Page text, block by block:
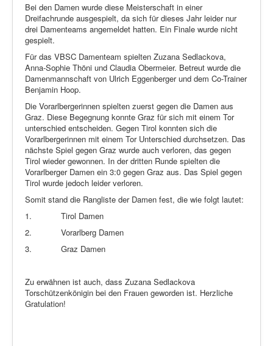
Bei den Damen wurde diese Meisterschaft in einer
Dreifachrunde ausgespielt, da sich für dieses Jahr leider nur
drei Damenteams angemeldet hatten. Ein Finale wurde nicht
gespielt.
Für das VBSC Damenteam spielten Zuzana Sedlackova,
Anna-Sophie Thöni und Claudia Obermeier. Betreut wurde die
Damenmannschaft von Ulrich Eggenberger und dem Co-Trainer
Benjamin Hoop.
Die Vorarlbergerinnen spielten zuerst gegen die Damen aus
Graz. Diese Begegnung konnte Graz für sich mit einem Tor
unterschied entscheiden. Gegen Tirol konnten sich die
Vorarlbergerinnen mit einem Tor Unterschied durchsetzen. Das
nächste Spiel gegen Graz wurde auch verloren, das gegen
Tirol wieder gewonnen. In der dritten Runde spielten die
Vorarlberger Damen ein 3:0 gegen Graz aus. Das Spiel gegen
Tirol wurde jedoch leider verloren.
Somit stand die Rangliste der Damen fest, die wie folgt lautet:
1.
Tirol Damen
2.
Vorarlberg Damen
3.
Graz Damen
Zu erwähnen ist auch, dass Zuzana Sedlackova
Torschützenkönigin bei den Frauen geworden ist. Herzliche
Gratulation!